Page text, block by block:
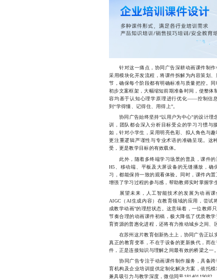
针对这一痛点，协同广告深耕动画课件制作
采用模块化开发流程，将课件拆解为内容策划
节，确保每个阶段都有明确标准与质量把控。
初步文案框架，大幅缩短前期准备时间，使整体
容均基于认知心理学原理进行优化——控制信
到“学得懂、记得住、用得上”。
协同广告始终坚持“以用户为中心”的设计理
训，团队都会深入分析目标受众的学习习惯与
如，针对小学生，采用明亮色彩、拟人角色与
更注重逻辑严谨性与专业术语的准确呈现。这
受，更是教学目标的有效载体。
此外，随着多终端学习场景的普及，课件的
H5、移动端、平板及大屏设备的无缝播放，
习，都能保持一致的观看体验。同时，课件内
增强了学习过程的参与感，帮助教师实时掌握学
展望未来，人工智能技术的发展为动画课
AIGC（AI生成内容）在教育领域的应用，尝试
成教学动画”的理想状态。这意味着，一位教师
节奏合理的动画课件初稿，极大降低了优质教
育资源的普惠化进程，还将有力推动城乡之间、
在苏州这片教育创新热土上，协同广告正以
真正的教育变革，不在于设备的更新换代，而
件，正是连接知识与理解之间最有效的桥梁之一
协同广告专注于动画课件制作服务，具备跨
育机构及企业培训提供定制化解决方案，依托
兼具吸引力与教学深度，微信同号18140119082